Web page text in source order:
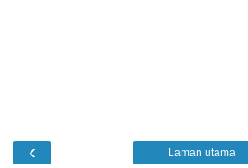
‹ Laman utama